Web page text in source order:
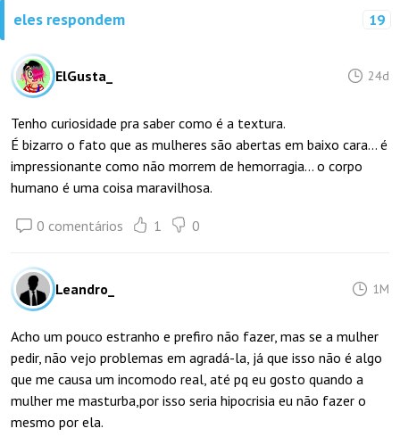
eles respondem 19
ElGusta_ 24d
Tenho curiosidade pra saber como é a textura.
É bizarro o fato que as mulheres são abertas em baixo cara... é
impressionante como não morrem de hemorragia... o corpo
humano é uma coisa maravilhosa.
0 comentários 1 0
Leandro_ 1M
Acho um pouco estranho e prefiro não fazer, mas se a mulher
pedir, não vejo problemas em agradá-la, já que isso não é algo
que me causa um incomodo real, até pq eu gosto quando a
mulher me masturba,por isso seria hipocrisia eu não fazer o
mesmo por ela.